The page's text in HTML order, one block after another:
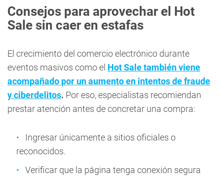
Consejos para aprovechar el Hot
Sale sin caer en estafas
El crecimiento del comercio electrónico durante
eventos masivos como el Hot Sale también viene
acompañado por un aumento en intentos de fraude
y ciberdelitos. Por eso, especialistas recomiendan
prestar atención antes de concretar una compra:
Ingresar únicamente a sitios oficiales o
reconocidos.
Verificar que la página tenga conexión segura